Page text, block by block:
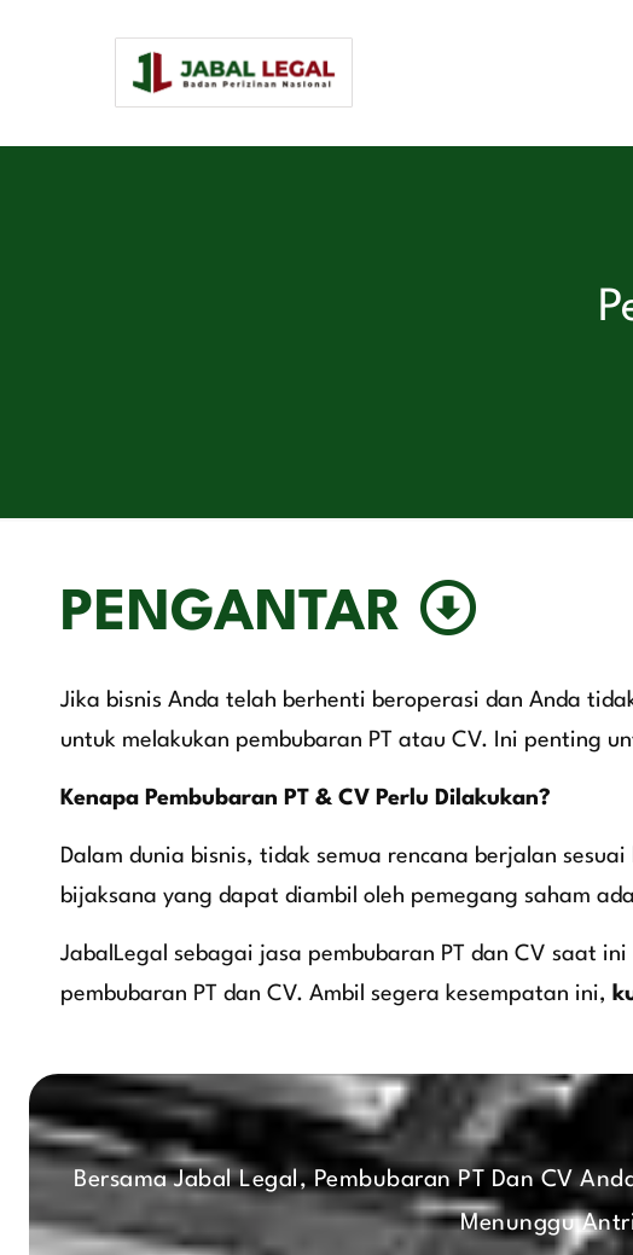
PENGANTAR
Jika bisnis Anda telah berhenti beroperasi dan Anda
untuk melakukan pembubaran PT atau CV. Ini penting
Kenapa Pembubaran PT & CV Perlu Dilakukan?
Dalam dunia bisnis, tidak semua rencana berjalan
bijaksana yang dapat diambil oleh pemegang saham
JabalLegal sebagai jasa pembubaran PT dan CV saat
pembubaran PT dan CV. Ambil segera kesempatan ini,
Bersama Jabal Legal, Pembubaran PT Dan CV
Menunggu